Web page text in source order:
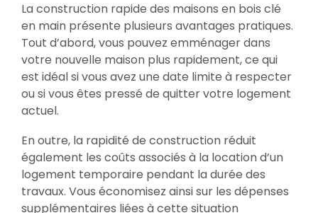
La construction rapide des maisons en bois clé
en main présente plusieurs avantages pratiques.
Tout d’abord, vous pouvez emménager dans
votre nouvelle maison plus rapidement, ce qui
est idéal si vous avez une date limite à respecter
ou si vous êtes pressé de quitter votre logement
actuel.
En outre, la rapidité de construction réduit
également les coûts associés à la location d’un
logement temporaire pendant la durée des
travaux. Vous économisez ainsi sur les dépenses
supplémentaires liées à cette situation